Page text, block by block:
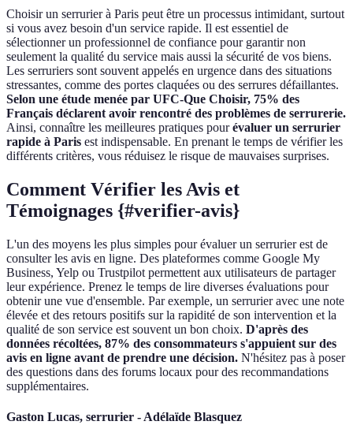
Choisir un serrurier à Paris peut être un processus intimidant, surtout
si vous avez besoin d'un service rapide. Il est essentiel de
sélectionner un professionnel de confiance pour garantir non
seulement la qualité du service mais aussi la sécurité de vos biens.
Les serruriers sont souvent appelés en urgence dans des situations
stressantes, comme des portes claquées ou des serrures défaillantes.
Selon une étude menée par UFC-Que Choisir, 75% des
Français déclarent avoir rencontré des problèmes de serrurerie.
Ainsi, connaître les meilleures pratiques pourévaluer un serrurier
rapide à Paris est indispensable. En prenant le temps de vérifier les
différents critères, vous réduisez le risque de mauvaises surprises.
Comment Vérifier les Avis et
Témoignages {#verifier-avis}
L'un des moyens les plus simples pour évaluer un serrurier est de
consulter les avis en ligne. Des plateformes comme Google My
Business, Yelp ou Trustpilot permettent aux utilisateurs de partager
leur expérience. Prenez le temps de lire diverses évaluations pour
obtenir une vue d'ensemble. Par exemple, un serrurier avec une note
élevée et des retours positifs sur la rapidité de son intervention et la
qualité de son service est souvent un bon choix. D'après des
données récoltées, 87% des consommateurs s'appuient sur des
avis en ligne avant de prendre une décision. N'hésitez pas à poser
des questions dans des forums locaux pour des recommandations
supplémentaires.
Gaston Lucas, serrurier - Adélaïde Blasquez